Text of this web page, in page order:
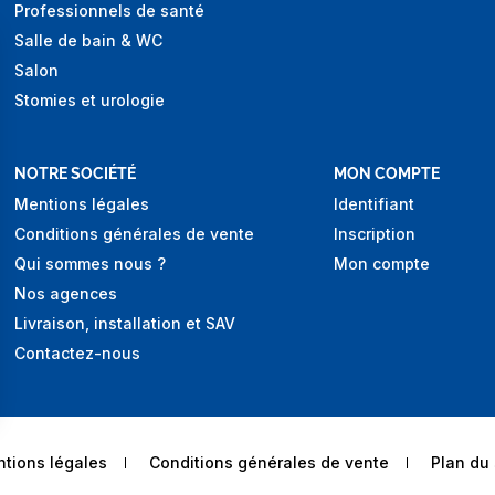
Professionnels de santé
Salle de bain & WC
Salon
Stomies et urologie
NOTRE SOCIÉTÉ
Mentions légales
Conditions générales de vente
Qui sommes nous ?
Nos agences
Livraison, installation et SAV
Contactez-nous
MON COMPTE
Identifiant
Inscription
Mon compte
légales Conditions générales de vente Plan du